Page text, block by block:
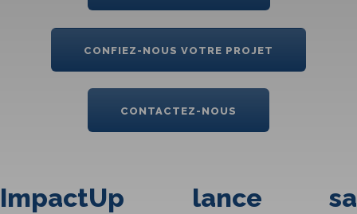
CONFIEZ-NOUS VOTRE PROJET
CONTACTEZ-NOUS
ImpactUp lance sa